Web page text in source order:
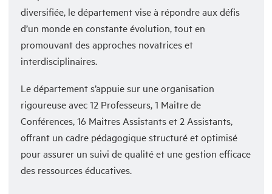
diversifiée, le département vise à répondre aux défis
d’un monde en constante évolution, tout en
promouvant des approches novatrices et
interdisciplinaires.
Le département s’appuie sur une organisation
rigoureuse avec 12 Professeurs, 1 Maitre de
Conférences, 16 Maitres Assistants et 2 Assistants,
offrant un cadre pédagogique structuré et optimisé
pour assurer un suivi de qualité et une gestion efficace
des ressources éducatives.